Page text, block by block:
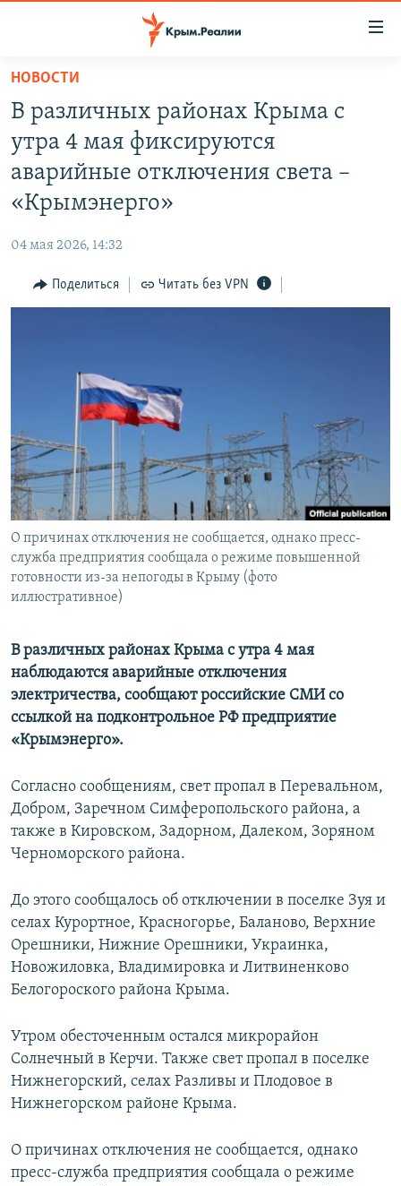
Вернуться
основному
содержанию
Вернутся
главной
Вернутся
поиску
СПЕЦПРОЕКТЫ
КАРТА ВОЕННЫХ ОБЪЕКТОВ КРЫМА
ВОДА
ИСТОРИЯ
ИНФОГРАФИКА
ПРОПАВШИЕ БЕЗ ВЕСТИ
ПОБЕДИТЕЛЕЙ НЕ СУДЯТ?
КРЫМ.НЕПОКОРЕННЫЙ
ELIFBE
УКРАИНСКАЯ ПРОБЛЕМА КРЫМА
РАДІО СВОБОДА
КАК ОБОЙТИ БЛОКИРОВКУ
Qırımtatar
ПРИСОЕДИНЯЙТЕСЬ!
Все сайты RFE/RL
НОВОСТИ
В различных районах Крыма с
утра 4 мая фиксируются
аварийные отключения света –
«Крымэнерго»
04 мая 2026, 14:32
Поделиться Читать без VPN
О причинах отключения не сообщается, однако пресс-
служба предприятия сообщала о режиме повышенной
готовности из-за непогоды в Крыму (фото
иллюстративное)
В различных районах Крыма с утра 4 мая
наблюдаются аварийные отключения
электричества, сообщают российские СМИ со
ссылкой на подконтрольное РФ предприятие
«Крымэнерго».
Согласно сообщениям, свет пропал в Перевальном,
Добром, Заречном Симферопольского района, а
также в Кировском, Задорном, Далеком, Зоряном
Черноморского района.
До этого сообщалось об отключении в поселке Зуя и
селах Курортное, Красногорье, Баланово, Верхние
Орешники, Нижние Орешники, Украинка,
Новожиловка, Владимировка и Литвиненково
Белогороского района Крыма.
Утром обесточенным остался микрорайон
Солнечный в Керчи. Также свет пропал в поселке
Нижнегорский, селах Разливы и Плодовое в
Нижнегорском районе Крыма.
О причинах отключения не сообщается, однако
пресс-служба предприятия сообщала о режиме